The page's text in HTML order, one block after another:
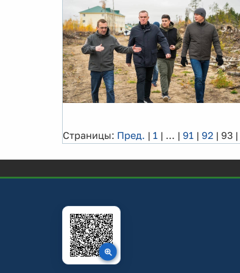
Страницы: Пред. | 1 | ... | 91 | 92 | 93 |